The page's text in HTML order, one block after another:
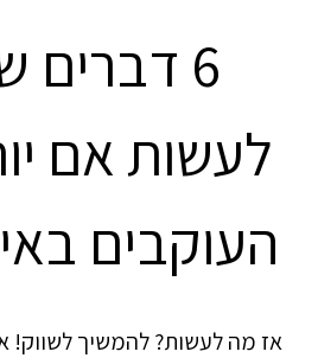
6 דברים
לעשות אם
העוקבים
אז מה לעשות? להמשיך לשווק!